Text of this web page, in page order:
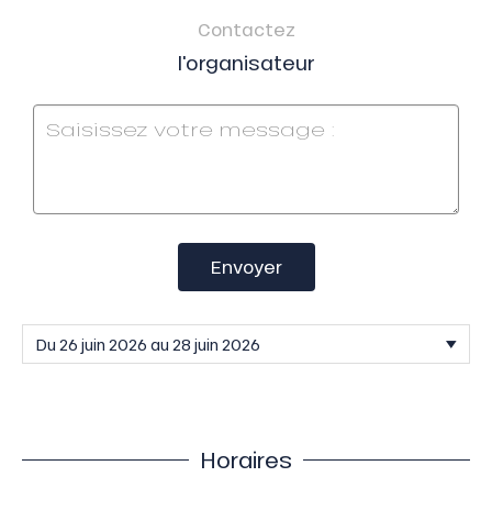
Contactez
l'organisateur
Envoyer
Horaires